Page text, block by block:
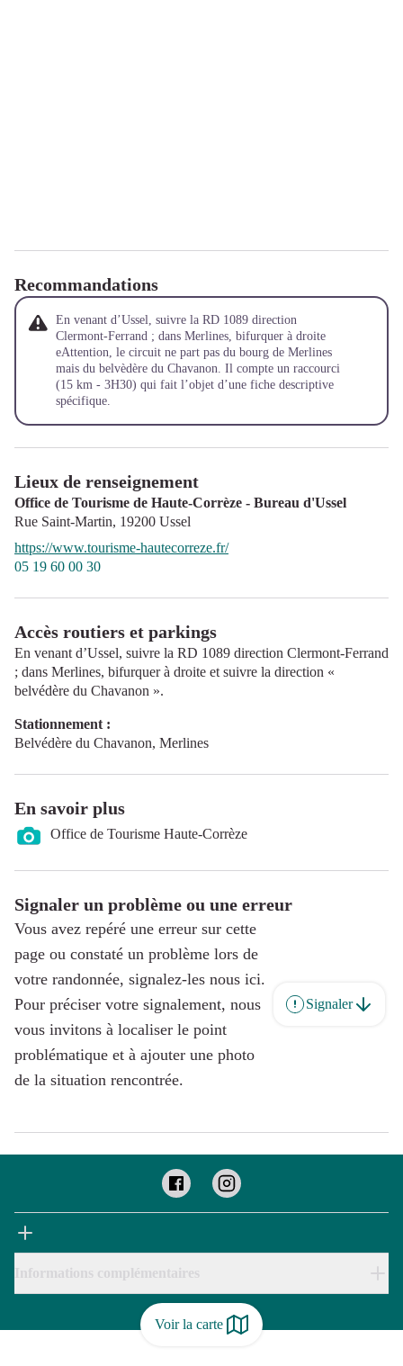
Voir la carte
Recommandations
En venant d’Ussel, suivre la RD 1089 direction
Clermont-Ferrand ; dans Merlines, bifurquer à droite
eAttention, le circuit ne part pas du bourg de Merlines
mais du belvèdère du Chavanon. Il compte un raccourci
(15 km - 3H30) qui fait l’objet d’une fiche descriptive
spécifique.
Lieux de renseignement
Office de Tourisme de Haute-Corrèze - Bureau d'Ussel
Rue Saint-Martin, 19200 Ussel
https://www.tourisme-hautecorreze.fr/
05 19 60 00 30
Accès routiers et parkings
En venant d’Ussel, suivre la RD 1089 direction Clermont-Ferrand
; dans Merlines, bifurquer à droite et suivre la direction «
belvédère du Chavanon ».
Stationnement :
Belvédère du Chavanon, Merlines
En savoir plus
Office de Tourisme Haute-Corrèze
Signaler un problème ou une erreur
Vous avez repéré une erreur sur cette
page ou constaté un problème lors de
votre randonnée, signalez-les nous ici.
Pour préciser votre signalement, nous
vous invitons à localiser le point
problématique et à ajouter une photo
de la situation rencontrée.
Signaler
Informations complémentaires